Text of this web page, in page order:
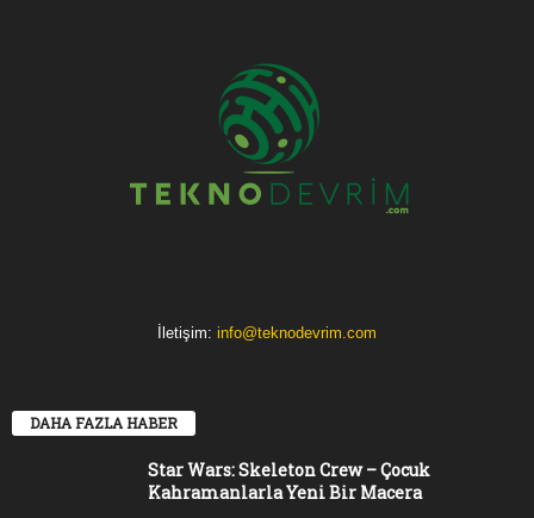
İletişim: info@teknodevrim.com
DAHA FAZLA HABER
Star Wars: Skeleton Crew – Çocuk
Kahramanlarla Yeni Bir Macera